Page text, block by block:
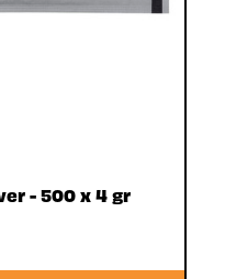
- 500 x 4 gr